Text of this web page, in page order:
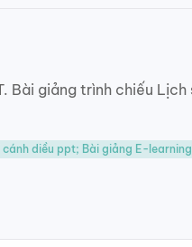
Bài giảng trình chiếu
diều ppt; Bài giảng E-